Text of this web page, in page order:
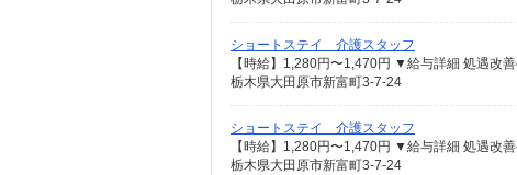
ショートステイ 介護スタッフ
栃木県大田原市新富町3-7-24
ショートステイ 介護スタッフ
栃木県大田原市新富町3-7-24